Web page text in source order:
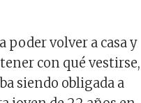
poder volver a casa y
con qué vestirse,
siendo obligada a